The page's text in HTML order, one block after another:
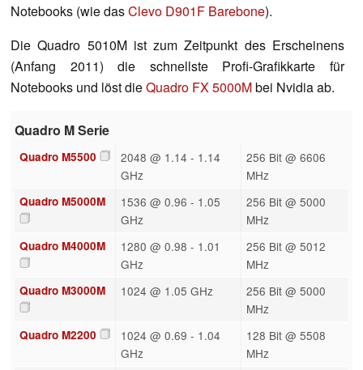
Notebooks (wie dasClevo D901F Barebone).
Die Quadro 5010M ist zum Zeitpunkt des Erscheinens
(Anfang 2011) die schnellste Profi-Grafikkarte für
Notebooks und löst dieQuadro FX 5000Mbei Nvidia ab.
Quadro M Serie
Quadro M5500
2048 @ 1.14 - 1.14
GHz
256 Bit @ 6606
MHz
Quadro M5000M
1536 @ 0.96 - 1.05
GHz
256 Bit @ 5000
MHz
Quadro M4000M
1280 @ 0.98 - 1.01
GHz
256 Bit @ 5012
MHz
Quadro M3000M 1024 @ 1.05 GHz
256 Bit @ 5000
MHz
Quadro M2200
1024 @ 0.69 - 1.04
GHz
128 Bit @ 5508
MHz